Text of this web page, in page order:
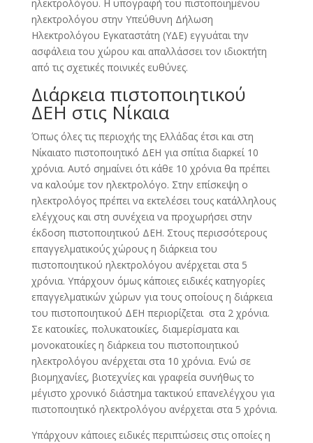
ηλεκτρολόγου. Η υπογραφή του πιστοποιημένου
ηλεκτρολόγου στην Υπεύθυνη Δήλωση
Ηλεκτρολόγου Εγκαταστάτη (ΥΔΕ) εγγυάται την
ασφάλεια του χώρου και απαλλάσσει τον ιδιοκτήτη
από τις σχετικές ποινικές ευθύνες.
Διάρκεια πιστοποιητικού
ΔΕΗ στις Νίκαια
Όπως όλες τις περιοχής της Ελλάδας έτσι και στη
Νίκαιατο πιστοποιητικό ΔΕΗ για σπίτια διαρκεί 10
χρόνια. Αυτό σημαίνει ότι κάθε 10 χρόνια θα πρέπει
να καλούμε τον ηλεκτρολόγο. Στην επίσκεψη ο
ηλεκτρολόγος πρέπει να εκτελέσει τους κατάλληλους
ελέγχους και στη συνέχεια να προχωρήσει στην
έκδοση πιστοποιητικού ΔΕΗ. Στους περισσότερους
επαγγελματικούς χώρους η διάρκεια του
πιστοποιητικού ηλεκτρολόγου ανέρχεται στα 5
χρόνια. Υπάρχουν όμως κάποιες ειδικές κατηγορίες
επαγγελματικών χώρων για τους οποίους η διάρκεια
του πιστοποιητικού ΔΕΗ περιορίζεται στα 2 χρόνια.
Σε κατοικίες, πολυκατοικίες, διαμερίσματα και
μονοκατοικίες η διάρκεια του πιστοποιητικού
ηλεκτρολόγου ανέρχεται στα 10 χρόνια. Ενώ σε
βιομηχανίες, βιοτεχνίες και γραφεία συνήθως το
μέγιστο χρονικό διάστημα τακτικού επανελέγχου για
πιστοποιητικό ηλεκτρολόγου ανέρχεται στα 5 χρόνια.
Υπάρχουν κάποιες ειδικές περιπτώσεις στις οποίες η